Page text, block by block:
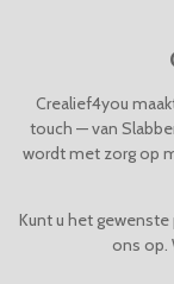
4
r
Crealief4you
touch — van
wordt met zorg op
Kunt u het
ons op.